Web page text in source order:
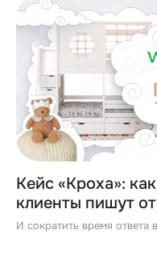
Кейс «Кроха»:
клиенты пишут
И сократить время ответа